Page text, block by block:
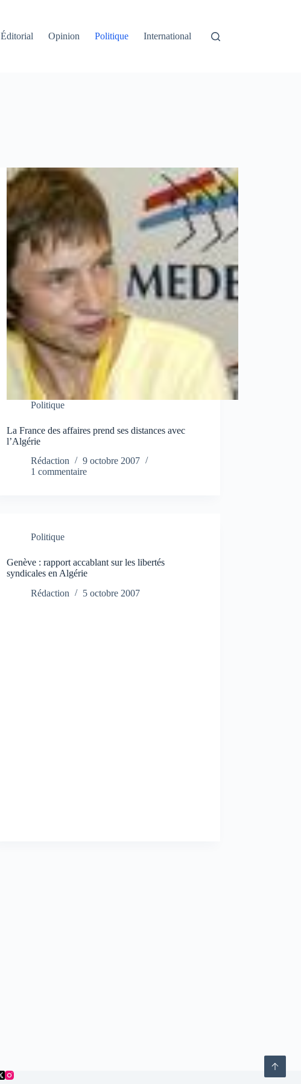
Éditorial Opinion Politique International
Politique
La France des affaires prend ses distances avec
l’Algérie
Rédaction
9 octobre 2007
1 commentaire
Politique
Genève : rapport accablant sur les libertés
syndicales en Algérie
Rédaction
5 octobre 2007